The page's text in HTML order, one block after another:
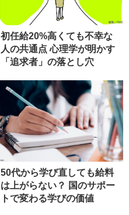
初任給20%高くても不幸な
人の共通点 心理学が明かす
「追求者」の落とし穴
50代から学び直しても給料
は上がらない？ 国のサポー
トで変わる学びの価値